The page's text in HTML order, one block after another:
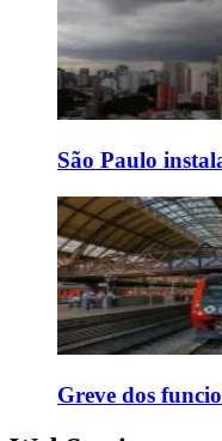
São Paulo
Greve dos